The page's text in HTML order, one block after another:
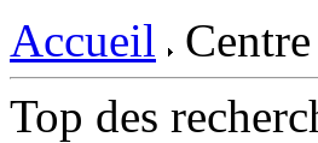
Accueil
Top des